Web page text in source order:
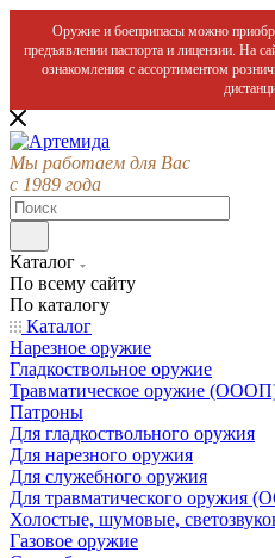
Оружие и боеприпасы можно
предъявлении паспорта и лицензии. На
ознакомления с ассортиментом
Мы работаем для Вас
с 1989 года
Каталог
По всему сайту
По каталогу
Каталог
Нарезное оружие
Гладкоствольное оружие
Травматическое оружие
Патроны
Для гладкоствольного оружия
Для нарезного оружия
Для служебного оружия
Для травматического оружия
Холостые, шумовые,
Газовое оружие